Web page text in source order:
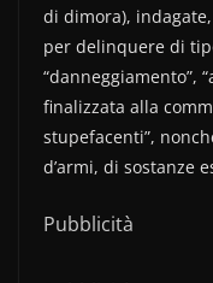
di dimora),
per delinquere di
“danneggiamento”,
finalizzata alla
stupefacenti”,
d’armi, di sostanze
Pubblicità